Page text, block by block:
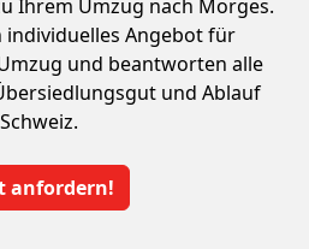
Ihrem Umzug nach Morges.
individuelles Angebot für
und beantworten alle
und Ablauf
anfordern!